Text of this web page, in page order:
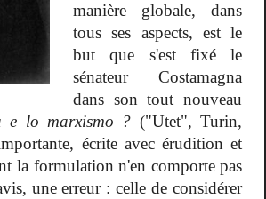
manière globale, dans
tous ses aspects, est le
but que s'est fixé le
sénateur Costamagna
dans son tout nouveau
e lo marxismo ? ("Utet", Turin,
écrite avec érudition et
la formulation n'en comporte pas
une erreur : celle de considérer